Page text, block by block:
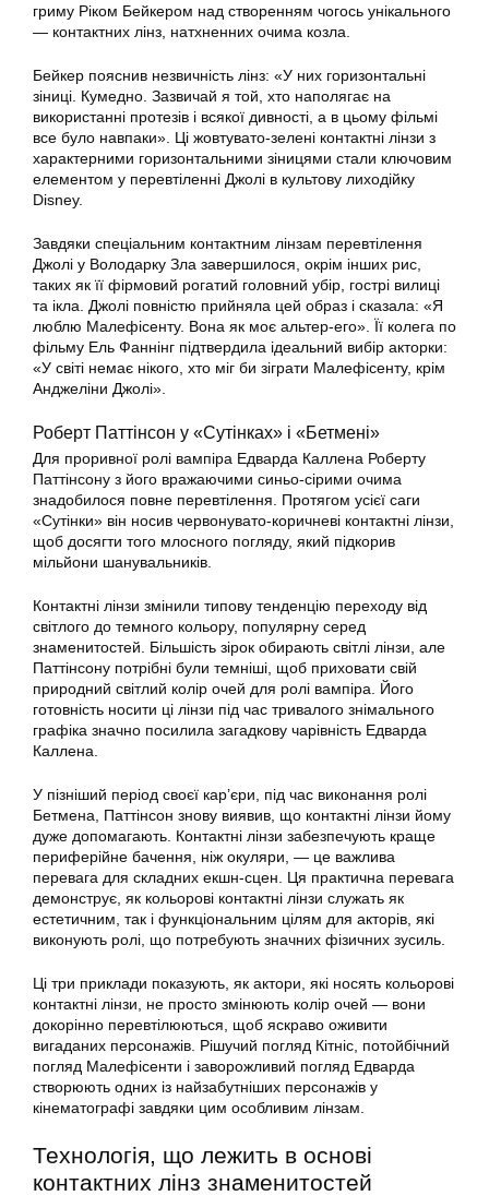
гриму Ріком Бейкером над створенням чогось унікального
— контактних лінз, натхненних очима козла.
Бейкер пояснив незвичність лінз: «У них горизонтальні
зіниці. Кумедно. Зазвичай я той, хто наполягає на
використанні протезів і всякої дивності, а в цьому фільмі
все було навпаки». Ці жовтувато-зелені контактні лінзи з
характерними горизонтальними зіницями стали ключовим
елементом у перевтіленні Джолі в культову лиходійку
Disney.
Завдяки спеціальним контактним лінзам перевтілення
Джолі у Володарку Зла завершилося, окрім інших рис,
таких як її фірмовий рогатий головний убір, гострі вилиці
та ікла. Джолі повністю прийняла цей образ і сказала: «Я
люблю Малефісенту. Вона як моє альтер-его». Її колега по
фільму Ель Фаннінг підтвердила ідеальний вибір акторки:
«У світі немає нікого, хто міг би зіграти Малефісенту, крім
Анджеліни Джолі».
Роберт Паттінсон у «Сутінках» і «Бетмені»
Для проривної ролі вампіра Едварда Каллена Роберту
Паттінсону з його вражаючими синьо-сірими очима
знадобилося повне перевтілення. Протягом усієї саги
«Сутінки» він носив червонувато-коричневі контактні лінзи,
щоб досягти того млосного погляду, який підкорив
мільйони шанувальників.
Контактні лінзи змінили типову тенденцію переходу від
світлого до темного кольору, популярну серед
знаменитостей. Більшість зірок обирають світлі лінзи, але
Паттінсону потрібні були темніші, щоб приховати свій
природний світлий колір очей для ролі вампіра. Його
готовність носити ці лінзи під час тривалого знімального
графіка значно посилила загадкову чарівність Едварда
Каллена.
У пізніший період своєї кар’єри, під час виконання ролі
Бетмена, Паттінсон знову виявив, що контактні лінзи йому
дуже допомагають. Контактні лінзи забезпечують краще
периферійне бачення, ніж окуляри, — це важлива
перевага для складних екшн-сцен. Ця практична перевага
демонструє, як кольорові контактні лінзи служать як
естетичним, так і функціональним цілям для акторів, які
виконують ролі, що потребують значних фізичних зусиль.
Ці три приклади показують, як актори, які носять кольорові
контактні лінзи, не просто змінюють колір очей — вони
докорінно перевтілюються, щоб яскраво оживити
вигаданих персонажів. Рішучий погляд Кітніс, потойбічний
погляд Малефісенти і заворожливий погляд Едварда
створюють одних із найзабутніших персонажів у
кінематографі завдяки цим особливим лінзам.
Технологія, що лежить в основі
контактних лінз знаменитостей